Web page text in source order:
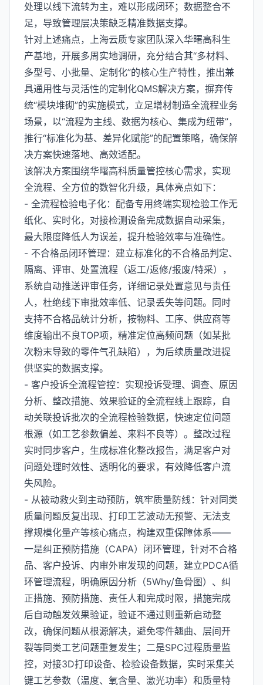
处理以线下流转为主，难以形成闭环；数据整合不
足，导致管理层决策缺乏精准数据支撑。
针对上述痛点，上海云质专家团队深入华曙高科生
产基地，开展多周实地调研，充分结合其“多材料、
多型号、小批量、定制化”的核心生产特性，推出兼
具通用性与灵活性的定制化QMS解决方案，摒弃传
统“模块堆砌”的实施模式，立足增材制造全流程业务
场景，以“流程为主线、数据为核心、集成为纽带”，
推行“标准化为基、差异化赋能”的配置策略，确保解
决方案快速落地、高效适配。
该解决方案围绕华曙高科质量管控核心需求，实现
全流程、全方位的数智化升级，具体亮点如下：
- 全流程检验电子化：配备专用终端实现检验工作无
纸化、实时化，对接检测设备完成数据自动采集，
最大限度降低人为误差，提升检验效率与准确性。
- 不合格品闭环管理：建立标准化的不合格品判定、
隔离、评审、处置流程（返工/返修/报废/特采），
系统自动推送评审任务，详细记录处置意见与责任
人，杜绝线下审批效率低、记录丢失等问题。同时
支持不合格品统计分析，按物料、工序、供应商等
维度输出不良TOP项，精准定位高频问题（如某批
次粉末导致的零件气孔缺陷），为后续质量改进提
供坚实的数据支撑。
- 客户投诉全流程管控：实现投诉受理、调查、原因
分析、整改措施、效果验证的全流程线上跟踪，自
动关联投诉批次的全流程检验数据，快速定位问题
根源（如工艺参数偏差、来料不良等）。整改过程
实时同步客户，生成标准化整改报告，满足客户对
问题处理时效性、透明化的要求，有效降低客户流
失风险。
- 从被动救火到主动预防，筑牢质量防线：针对同类
质量问题反复出现、打印工艺波动无预警、无法支
撑规模化量产等核心痛点，构建双重保障体系——
一是纠正预防措施（CAPA）闭环管理，针对不合格
品、客户投诉、内审外审发现的问题，建立PDCA循
环管理流程，明确原因分析（5Why/鱼骨图）、纠
正措施、预防措施、责任人和完成时限，措施完成
后自动触发效果验证，验证不通过则重新启动整
改，确保问题从根源解决，避免零件翘曲、层间开
裂等同类工艺问题重复发生；二是SPC过程质量监
控，对接3D打印设备、检验设备数据，实时采集关
键工艺参数（温度、氧含量、激光功率）和质量特